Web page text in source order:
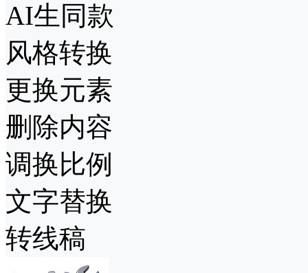
AI生同款
风格转换
更换元素
删除内容
调换比例
文字替换
转线稿